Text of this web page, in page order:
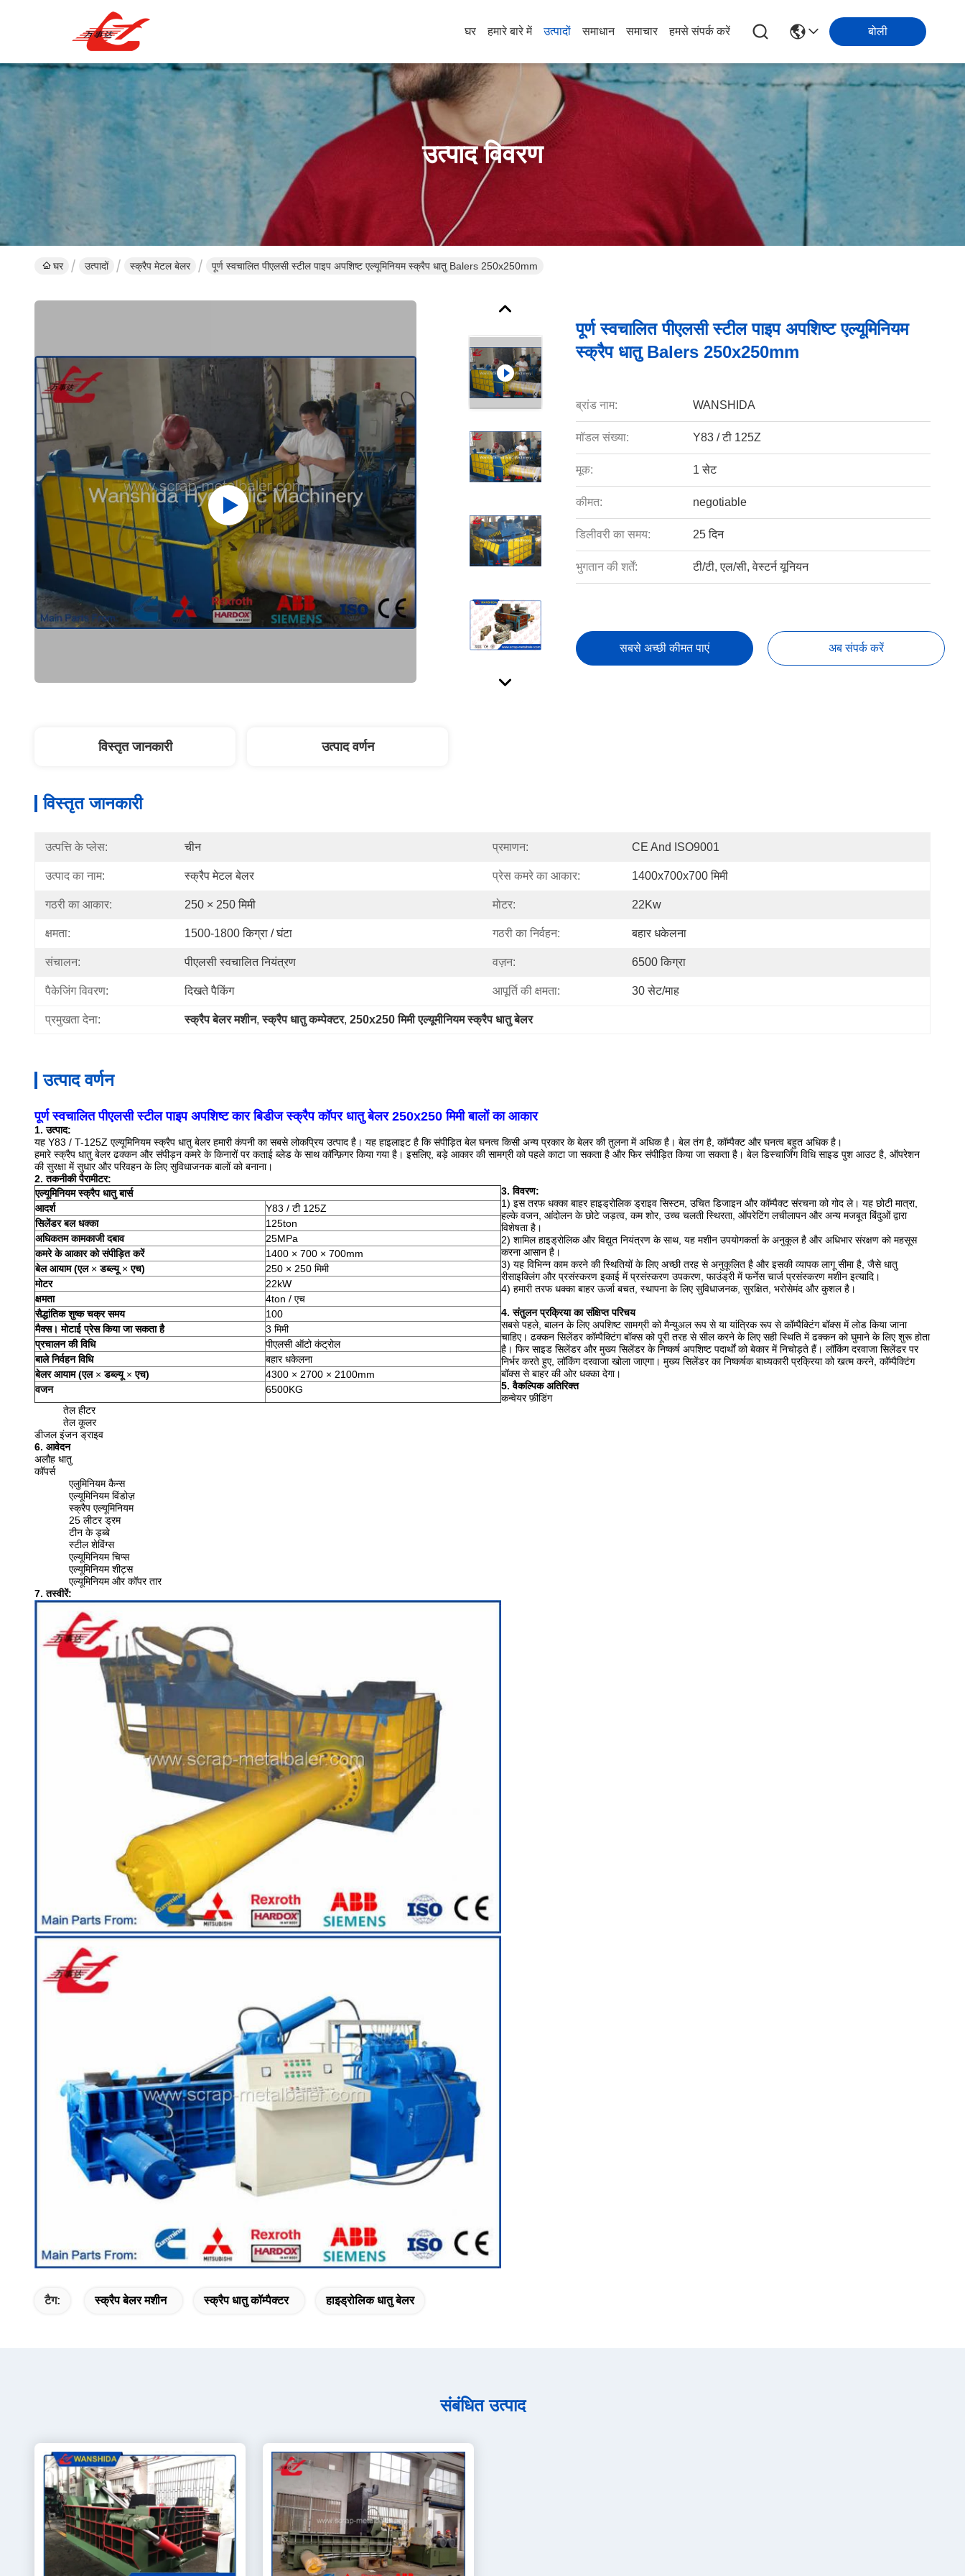
घर हमारे बारे में उत्पादों समाधान समाचार हमसे संपर्क करें बोली
उत्पाद विवरण
घर उत्पादों स्क्रैप मेटल बेलर पूर्ण स्वचालित पीएलसी स्टील पाइप अपशिष्ट एल्यूमिनियम स्क्रैप धातु Balers 250x250mm
पूर्ण स्वचालित पीएलसी स्टील पाइप अपशिष्ट एल्यूमिनियम
स्क्रैप धातु Balers 250x250mm
ब्रांड नाम: WANSHIDA
मॉडल संख्या: Y83 / टी 125Z
मूक: 1 सेट
कीमत: negotiable
डिलीवरी का समय: 25 दिन
भुगतान की शर्तें: टी/टी, एल/सी, वेस्टर्न यूनियन
सबसे अच्छी कीमत पाएं अब संपर्क करें
विस्तृत जानकारी उत्पाद वर्णन
विस्तृत जानकारी
उत्पत्ति के प्लेस: चीन प्रमाणन: CE And ISO9001
उत्पाद का नाम: स्क्रैप मेटल बेलर प्रेस कमरे का आकार: 1400x700x700 मिमी
गठरी का आकार: 250 × 250 मिमी मोटर: 22Kw
क्षमता: 1500-1800 किग्रा / घंटा गठरी का निर्वहन: बहार धकेलना
संचालन: पीएलसी स्वचालित नियंत्रण वज़न: 6500 किग्रा
पैकेजिंग विवरण: दिखते पैकिंग आपूर्ति की क्षमता: 30 सेट/माह
प्रमुखता देना: स्क्रैप बेलर मशीन, स्क्रैप धातु कम्पेक्टर, 250x250 मिमी एल्यूमीनियम स्क्रैप धातु बेलर
उत्पाद वर्णन
पूर्ण स्वचालित पीएलसी स्टील पाइप अपशिष्ट कार बिडीज स्क्रैप कॉपर धातु बेलर 250x250 मिमी बालों का आकार
1. उत्पाद:
यह Y83 / T-125Z एल्यूमिनियम स्क्रैप धातु बेलर हमारी कंपनी का सबसे लोकप्रिय उत्पाद है। यह हाइलाइट है कि संपीड़ित बेल घनत्व किसी अन्य प्रकार के बेलर की तुलना में अधिक है। बेल तंग है, कॉम्पैक्ट और घनत्व बहुत अधिक है।
हमारे स्क्रैप धातु बेलर ढक्कन और संपीड़न कमरे के किनारों पर कताई ब्लेड के साथ कॉन्फ़िगर किया गया है। इसलिए, बड़े आकार की सामग्री को पहले काटा जा सकता है और फिर संपीड़ित किया जा सकता है। बेल डिस्चार्जिंग विधि साइड पुश आउट है, ऑपरेशन
की सुरक्षा में सुधार और परिवहन के लिए सुविधाजनक बालों को बनाना।
2. तकनीकी पैरामीटर:
एल्यूमिनियम स्क्रैप धातु बार्स
आदर्श
Y83 / टी 125Z
सिलेंडर बल धक्का
125ton
अधिकतम कामकाजी दबाव
25MPa
कमरे के आकार को संपीड़ित करें
1400 × 700 × 700mm
बेल आयाम (एल×डब्ल्यू×एच)
250 × 250 मिमी
मोटर
22kW
क्षमता
4ton / एच
सैद्धांतिक शुष्क चक्र समय
100
मैक्स। मोटाई प्रेस किया जा सकता है
3 मिमी
प्रचालन की विधि
पीएलसी ऑटो कंट्रोल
बाले निर्वहन विधि
बहार धकेलना
बेलर आयाम (एल×डब्ल्यू×एच)
4300 × 2700 × 2100mm
वजन
6500KG
3. विवरण:
1) इस तरफ धक्का बाहर हाइड्रोलिक ड्राइव सिस्टम, उचित डिजाइन और कॉम्पैक्ट संरचना को गोद ले। यह छोटी मात्रा,
हल्के वजन, आंदोलन के छोटे जड़त्व, कम शोर, उच्च चलती स्थिरता, ऑपरेटिंग लचीलापन और अन्य मजबूत बिंदुओं द्वारा
विशेषता है।
2) शामिल हाइड्रोलिक और विद्युत नियंत्रण के साथ, यह मशीन उपयोगकर्ता के अनुकूल है और अधिभार संरक्षण को महसूस
करना आसान है।
3) यह विभिन्न काम करने की स्थितियों के लिए अच्छी तरह से अनुकूलित है और इसकी व्यापक लागू सीमा है, जैसे धातु
रीसाइक्लिंग और प्रसंस्करण इकाई में प्रसंस्करण उपकरण, फाउंड्री में फर्नेस चार्ज प्रसंस्करण मशीन इत्यादि।
4) हमारी तरफ धक्का बाहर ऊर्जा बचत, स्थापना के लिए सुविधाजनक, सुरक्षित, भरोसेमंद और कुशल है।
4. संतुलन प्रक्रिया का संक्षिप्त परिचय
सबसे पहले, बालन के लिए अपशिष्ट सामग्री को मैन्युअल रूप से या यांत्रिक रूप से कॉम्पैक्टिंग बॉक्स में लोड किया जाना
चाहिए। ढक्कन सिलेंडर कॉम्पैक्टिंग बॉक्स को पूरी तरह से सील करने के लिए सही स्थिति में ढक्कन को घुमाने के लिए शुरू होता
है। फिर साइड सिलेंडर और मुख्य सिलेंडर के निष्कर्ष अपशिष्ट पदार्थों को बेकार में निचोड़ते हैं। लॉकिंग दरवाजा सिलेंडर पर
निर्भर करते हुए, लॉकिंग दरवाजा खोला जाएगा। मुख्य सिलेंडर का निष्कर्षक बाध्यकारी प्रक्रिया को खत्म करने, कॉम्पैक्टिंग
बॉक्स से बाहर की ओर धक्का देगा।
5. वैकल्पिक अतिरिक्त
कन्वेयर फ़ीडिंग
तेल हीटर
तेल कूलर
डीजल इंजन ड्राइव
6. आवेदन
अलौह धातु
कॉपर्स
एलुमिनियम कैन्स
एल्यूमिनियम विंडोज़
स्क्रैप एल्यूमिनियम
25 लीटर ड्रम
टीन के ड्ब्बे
स्टील शेविंग्स
एल्यूमिनियम चिप्स
एल्यूमिनियम शीट्स
एल्यूमिनियम और कॉपर तार
7. तस्वीरें:
टैग: स्क्रैप बेलर मशीन स्क्रैप धातु कॉम्पैक्टर हाइड्रोलिक धातु बेलर
संबंधित उत्पाद